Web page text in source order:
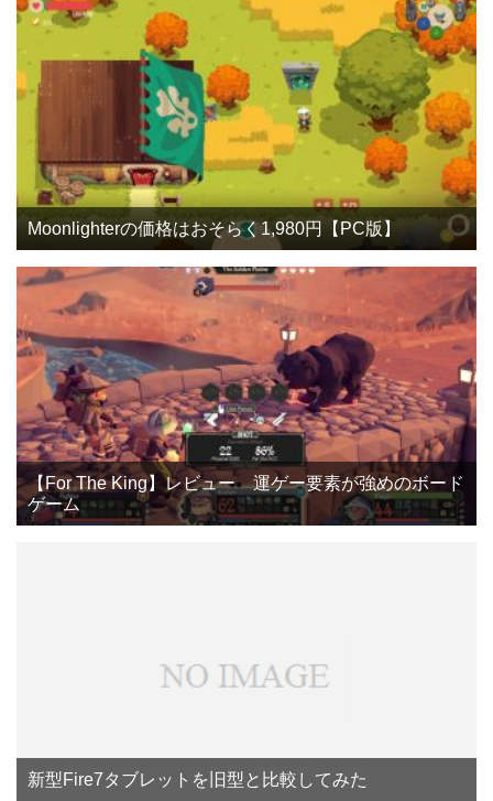
Moonlighterの価格はおそらく1,980円【PC版】
【For The King】レビュー 運ゲー要素が強めのボード
ゲーム
新型Fire7タブレットを旧型と比較してみた